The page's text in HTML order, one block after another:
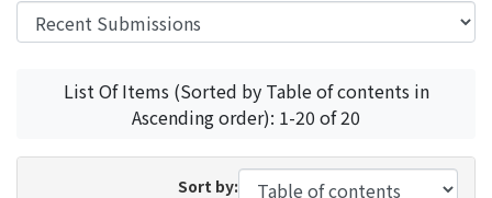
List Of Items (Sorted by Table of contents in
Ascending order): 1-20 of 20
Sort by: